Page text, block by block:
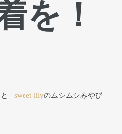
を！
と sweet-lilyのムシムシみやび